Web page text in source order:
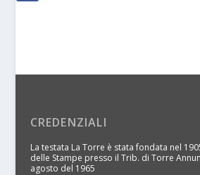
CREDENZIALI
La testata La Torre è stata fondata nel
delle Stampe presso il Trib. di Torre
agosto del 1965